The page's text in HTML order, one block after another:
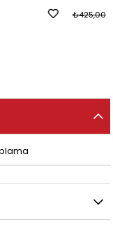
₺283,33